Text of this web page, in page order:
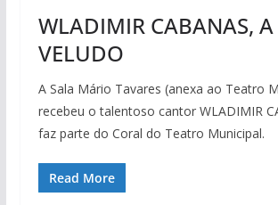
WLADIMIR CABANAS,
VELUDO
A Sala Mário Tavares (anexa ao Teatro
recebeu o talentoso cantor WLADIMIR
faz parte do Coral do Teatro Municipal.
Read More